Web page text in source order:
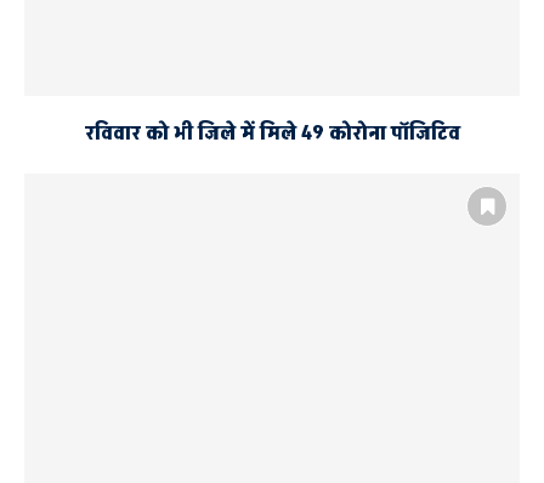
रविवार को भी जिले में मिले 49 कोरोना पॉजिटिव